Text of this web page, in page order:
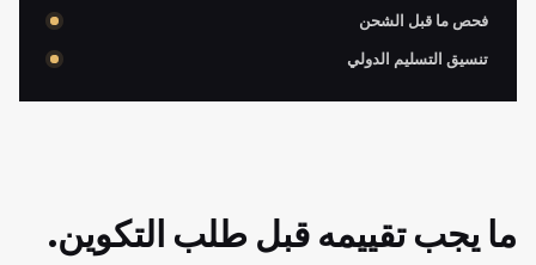
فحص ما قبل الشحن
تنسيق التسليم الدولي
ما يجب تقييمه قبل طلب التكوين.